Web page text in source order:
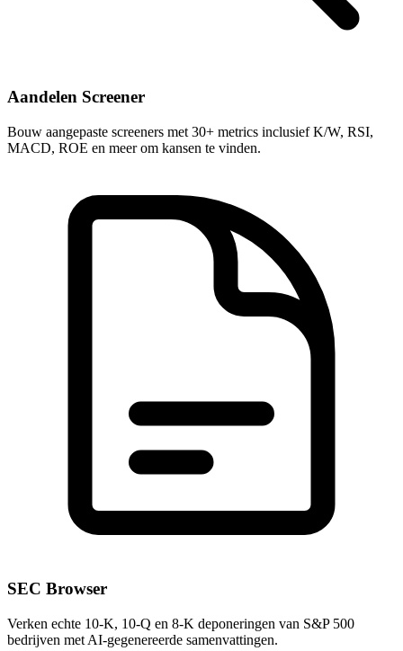
Aandelen Screener
Bouw aangepaste screeners met 30+ metrics inclusief K/W, RSI,
MACD, ROE en meer om kansen te vinden.
SEC Browser
Verken echte 10-K, 10-Q en 8-K deponeringen van S&P 500
bedrijven met AI-gegenereerde samenvattingen.